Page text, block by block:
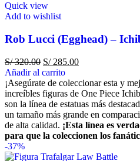
Quick view
Add to wishlist
Rob Lucci (Egghead) –
S/320.00 S/285.00
Añadir al carrito
¡Asegúrate de coleccionar esta y
increíbles figuras de One Piece
son la línea de estatuas más
un tamaño más grande en
de alta calidad. ¡Esta línea es
para que la coleccionen los
-37%